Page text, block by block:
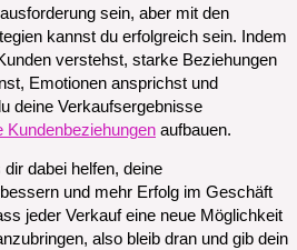
sein, aber mit den
kannst du erfolgreich sein. Indem
verstehst, starke Beziehungen
Emotionen ansprichst und
deine Verkaufsergebnisse
Kundenbeziehungen aufbauen.
dabei helfen, deine
und mehr Erfolg im Geschäft
jeder Verkauf eine neue Möglichkeit
also bleib dran und gib dein